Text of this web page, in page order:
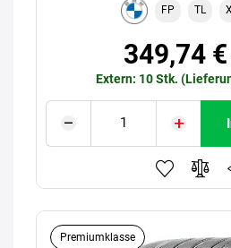
FP TL
349,74 €
Extern: 10 Stk.
Premiumklasse